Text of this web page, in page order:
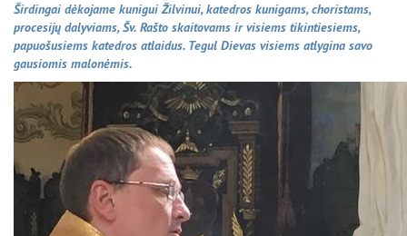
Širdingai dėkojame kunigui Žilvinui, katedros kunigams, choristams,
procesijų dalyviams, Šv. Rašto skaitovams ir visiems tikintiesiems,
papuošusiems katedros atlaidus. Tegul Dievas visiems atlygina savo
gausiomis malonėmis.